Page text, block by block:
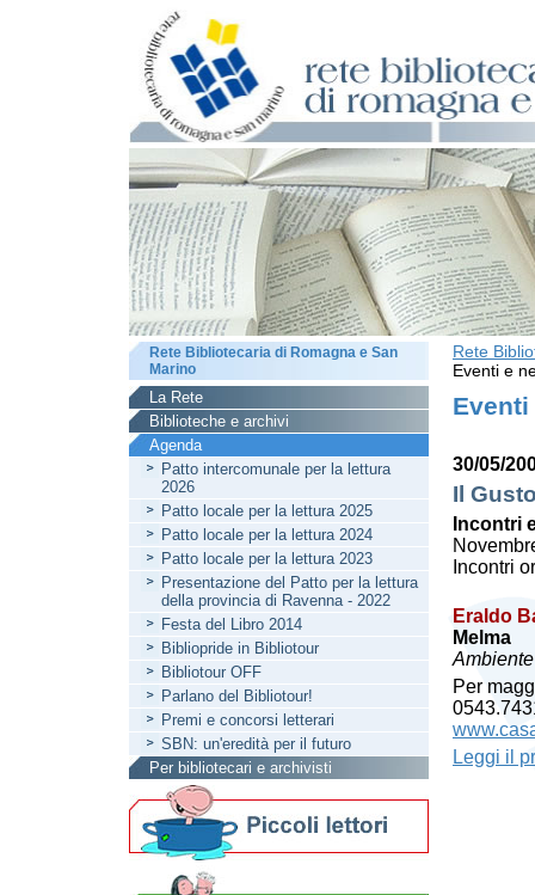
Rete
Eventi e
Eventi
30/05/
Il
Incontri
Incontri
Eraldo
Melma
Per
Leggi il
Rete Bibliotecaria di Romagna e San
Marino
La Rete
Biblioteche e archivi
Agenda
Patto intercomunale per la lettura
2026
Patto locale per la lettura 2025
Patto locale per la lettura 2024
Patto locale per la lettura 2023
Presentazione del Patto per la lettura
della provincia di Ravenna - 2022
Festa del Libro 2014
Bibliopride in Bibliotour
Bibliotour OFF
Parlano del Bibliotour!
Premi e concorsi letterari
SBN: un'eredità per il futuro
Per bibliotecari e archivisti